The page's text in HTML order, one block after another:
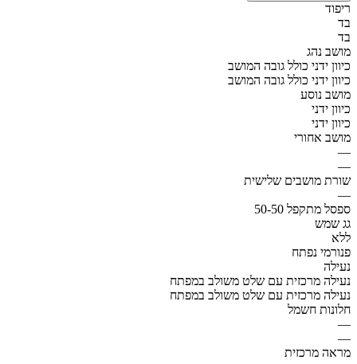
ריפוד
בד
בד
מושב נהג
כיוון ידני כולל גובה המושב
כיוון ידני כולל גובה המושב
מושב נוסע
כיוון ידני
כיוון ידני
מושב אחורי
—
—
שורת מושבים שלישית
—
ספסל מתקפל 50-50
גג שמש
ללא
פנורמי נפתח
נעילה
נעילה מרכזית עם שלט משולב במפתח
נעילה מרכזית עם שלט משולב במפתח
חלונות חשמל
—
—
מראה מרכזית